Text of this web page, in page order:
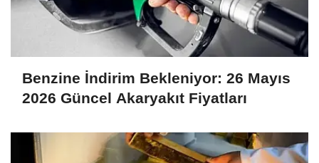
Benzine İndirim Bekleniyor: 26 Mayıs
2026 Güncel Akaryakıt Fiyatları